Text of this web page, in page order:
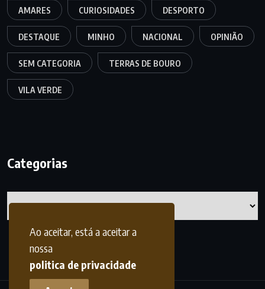
Ao aceitar, está a aceitar a
nossa
politica de privacidade
AMARES CURIOSIDADES DESPORTO
DESTAQUE MINHO NACIONAL OPINIÃO
SEM CATEGORIA TERRAS DE BOURO
VILA VERDE
Categorias